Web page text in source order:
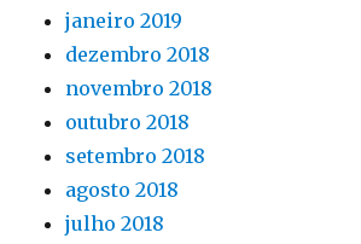
janeiro 2019
dezembro 2018
novembro 2018
outubro 2018
setembro 2018
agosto 2018
julho 2018